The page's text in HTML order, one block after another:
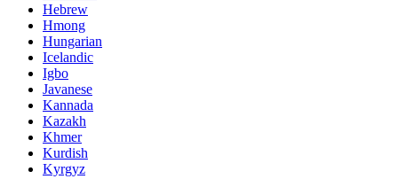
Hebrew
Hmong
Hungarian
Icelandic
Igbo
Javanese
Kannada
Kazakh
Khmer
Kurdish
Kyrgyz